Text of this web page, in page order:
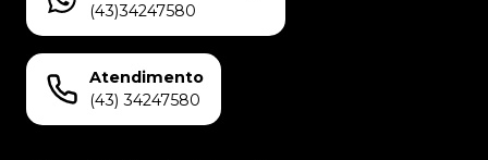
(43)34247580
Atendimento
(43) 34247580